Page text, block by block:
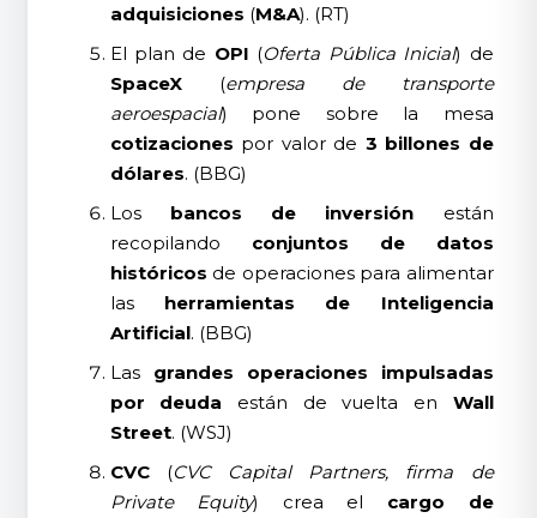
adquisiciones (M&A). (RT)
El plan de OPI (Oferta Pública Inicial) de
SpaceX(empresa de transporte
aeroespacial) pone sobre la mesa
cotizaciones por valor de 3 billones de
dólares. (BBG)
Los bancos de inversión están
recopilando conjuntos de datos
históricos de operaciones para alimentar
las herramientas de Inteligencia
Artificial. (BBG)
Las grandes operaciones impulsadas
por deuda están de vuelta en Wall
Street. (WSJ)
CVC(CVC Capital Partners, firma de
Private Equity) crea el cargo de